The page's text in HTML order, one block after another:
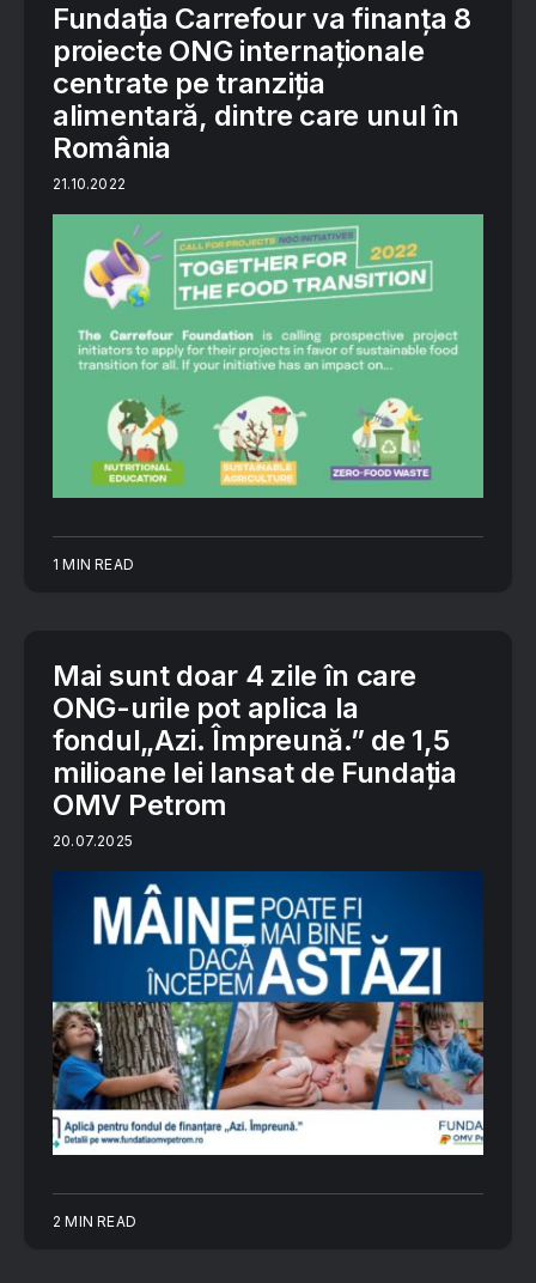
Fundația Carrefour va finanța 8
proiecte ONG internaționale
centrate pe tranziția
alimentară, dintre care unul în
România
21.10.2022
1 MIN READ
Mai sunt doar 4 zile în care
ONG-urile pot aplica la
fondul„Azi. Împreună.” de 1,5
milioane lei lansat de Fundația
OMV Petrom
20.07.2025
2 MIN READ